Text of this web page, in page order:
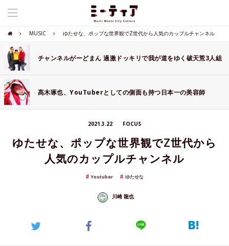
MUSIC ゆたせな、ポップな世界観でZ世代から人気のカップルチャンネル
チャンネルがーどまん 過激ドッキリで我が道をゆく破天荒3人組
髙木琢也、YouTuberとしての側面も持つ日本一の美容師
2021.3.22 FOCUS
ゆたせな、ポップな世界観でZ世代から
人気のカップルチャンネル
Youtuber ゆたせな
川崎 龍也